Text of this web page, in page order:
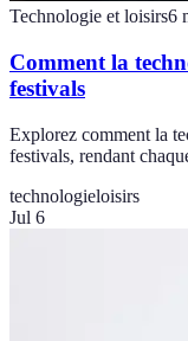
Technologie et loisirs6
Comment la
festivals
Explorez comment la
festivals, rendant
technologieloisirs
Jul 6